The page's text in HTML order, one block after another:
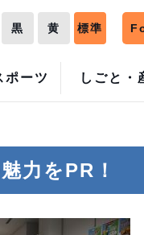
ポーツ しごと・
黒 黄 標準
力をPR！